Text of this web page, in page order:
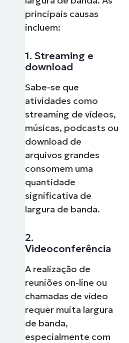
principais causas
incluem:
1. Streaming e
download
Sabe-se que
atividades como
streaming de vídeos,
músicas, podcasts ou
download de
arquivos grandes
consomem uma
quantidade
significativa de
largura de banda.
2.
Videoconferência
A realização de
reuniões on-line ou
chamadas de vídeo
requer muita largura
de banda,
especialmente com